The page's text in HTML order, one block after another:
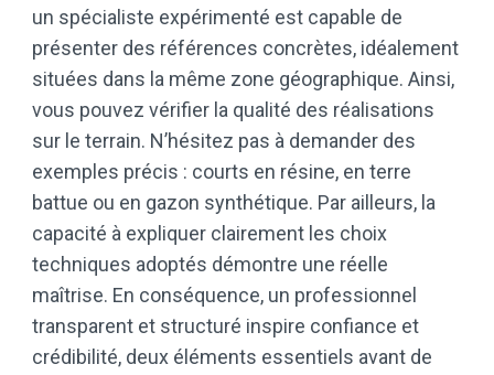
un spécialiste expérimenté est capable de
présenter des références concrètes, idéalement
situées dans la même zone géographique. Ainsi,
vous pouvez vérifier la qualité des réalisations
sur le terrain. N’hésitez pas à demander des
exemples précis : courts en résine, en terre
battue ou en gazon synthétique. Par ailleurs, la
capacité à expliquer clairement les choix
techniques adoptés démontre une réelle
maîtrise. En conséquence, un professionnel
transparent et structuré inspire confiance et
crédibilité, deux éléments essentiels avant de